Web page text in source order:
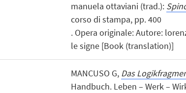
manuela ottaviani (trad.):
corso di stampa, pp. 400
. Opera originale: Autore:
le signe [Book (translation)]
MANCUSO G, Das
Handbuch. Leben – Werk –